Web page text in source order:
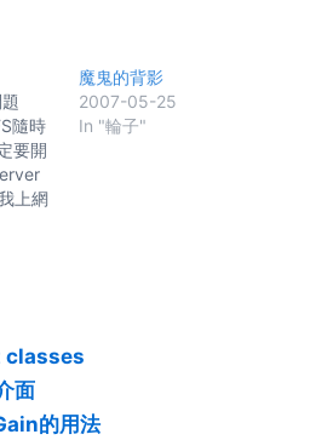
隨時
要開
上網
點
賽
都是
加入
可以
解
題 只
魔鬼的背影
2007-05-25
In "輪子"
classes
面
的用法